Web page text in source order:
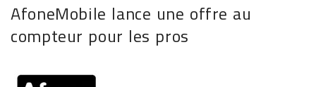
AfoneMobile lance une offre au
compteur pour les pros